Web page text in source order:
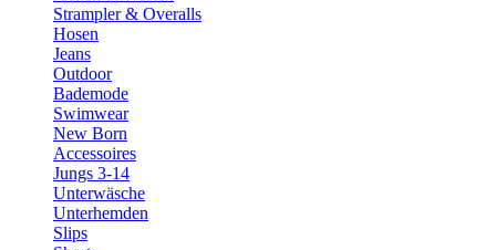
Strampler & Overalls
Hosen
Jeans
Outdoor
Bademode
Swimwear
New Born
Accessoires
Jungs 3-14
Unterwäsche
Unterhemden
Slips